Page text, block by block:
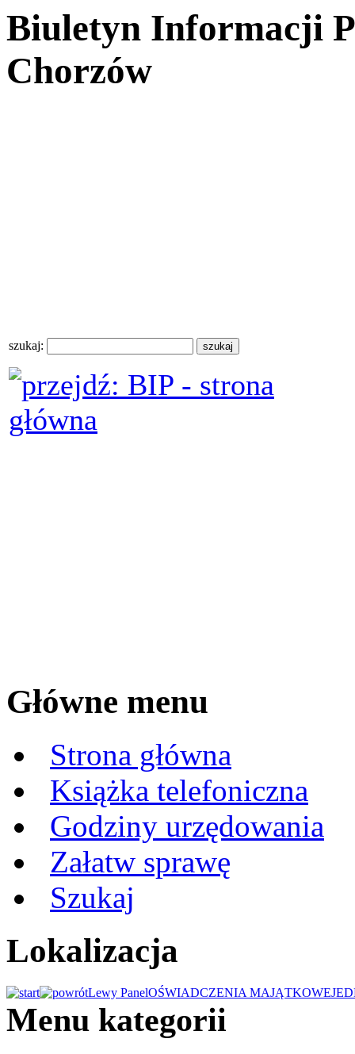
Biuletyn Informacji
Chorzów
szukaj:
Główne menu
Strona główna
Książka telefoniczna
Godziny urzędowania
Załatw sprawę
Szukaj
Lokalizacja
Lewy PanelOŚWIADCZENIA MAJĄTKOWE
Menu kategorii